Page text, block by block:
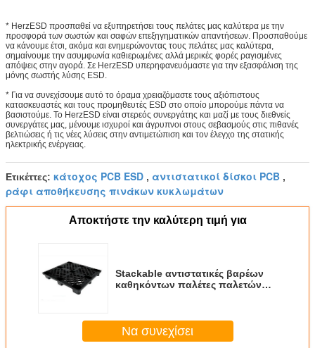
* HerzESD προσπαθεί να εξυπηρετήσει τους πελάτες μας καλύτερα με την
προσφορά των σωστών και σαφών επεξηγηματικών απαντήσεων. Προσπαθούμε
να κάνουμε έτσι, ακόμα και ενημερώνοντας τους πελάτες μας καλύτερα,
σημαίνουμε την ασυμφωνία καθιερωμένες αλλά μερικές φορές ραγισμένες
απόψεις στην αγορά. Σε HerzESD υπερηφανευόμαστε για την εξασφάλιση της
μόνης σωστής λύσης ESD.
* Για να συνεχίσουμε αυτό το όραμα χρειαζόμαστε τους αξιόπιστους
κατασκευαστές και τους προμηθευτές ESD στο οποίο μπορούμε πάντα να
βασιστούμε. Το HerzESD είναι στερεός συνεργάτης και μαζί με τους διεθνείς
συνεργάτες μας, μένουμε ισχυροί και άγρυπνοι στους σεβασμούς στις πιθανές
βελτιώσεις ή τις νέες λύσεις στην αντιμετώπιση και τον έλεγχο της στατικής
ηλεκτρικής ενέργειας.
Ετικέττες: κάτοχος PCB ESD , αντιστατικοί δίσκοι PCB ,
ράφι αποθήκευσης πινάκων κυκλωμάτων
Αποκτήστε την καλύτερη τιμή για
Stackable αντιστατικές βαρέων
καθηκόντων παλέτες παλετών
Να συνεχίσει